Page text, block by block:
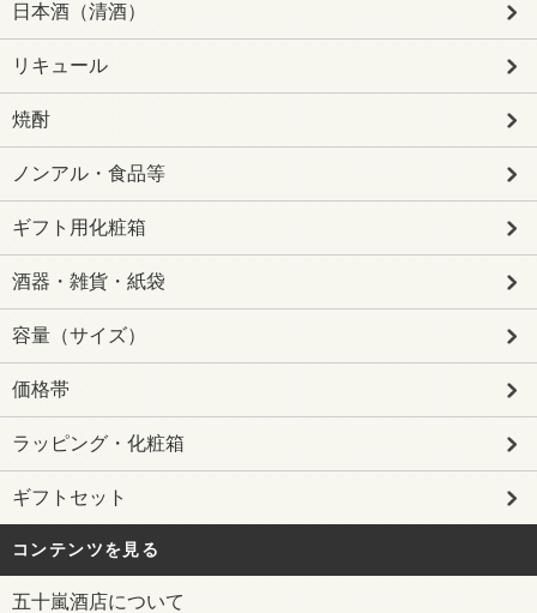
日本酒（清酒）
リキュール
焼酎
ノンアル・食品等
ギフト用化粧箱
酒器・雑貨・紙袋
容量（サイズ）
価格帯
ラッピング・化粧箱
ギフトセット
コンテンツを見る
五十嵐酒店について